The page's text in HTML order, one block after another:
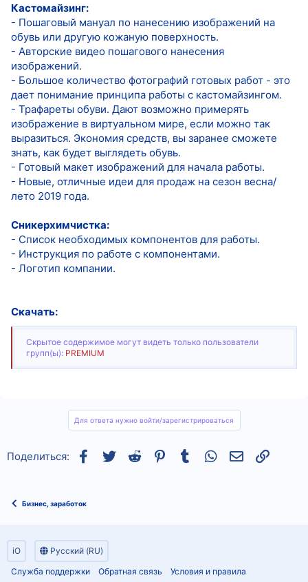
Кастомайзинг:
- Пошаговый мануал по нанесению изображений на
обувь или другую кожаную поверхность.
- Авторские видео пошагового нанесения
изображений.
- Большое количество фотографий готовых работ - это
дает понимание принципа работы с кастомайзингом.
- Трафареты обуви. Дают возможно примерять
изображение в виртуальном мире, если можно так
выразиться. Экономия средств, вы заранее сможете
знать, как будет выглядеть обувь.
- Готовый макет изображений для начала работы.
- Новые, отличные идеи для продаж на сезон весна/
лето 2019 года.
Сникерхимчистка:
- Список необходимых компонентов для работы.
- Инструкция по работе с компонентами.
- Логотип компании.
Скачать:
Скрытое содержимое могут видеть только пользователи
групп(ы): PREMIUM
Для ответа нужно войти/зарегистрироваться
Поделиться: Facebook
TwitterReddit Pinterest
Tumblr WhatsAppСсылка
Бизнес, заработок
iO
Русский (RU)
Служба поддержки
Обратная связь Условия и правила